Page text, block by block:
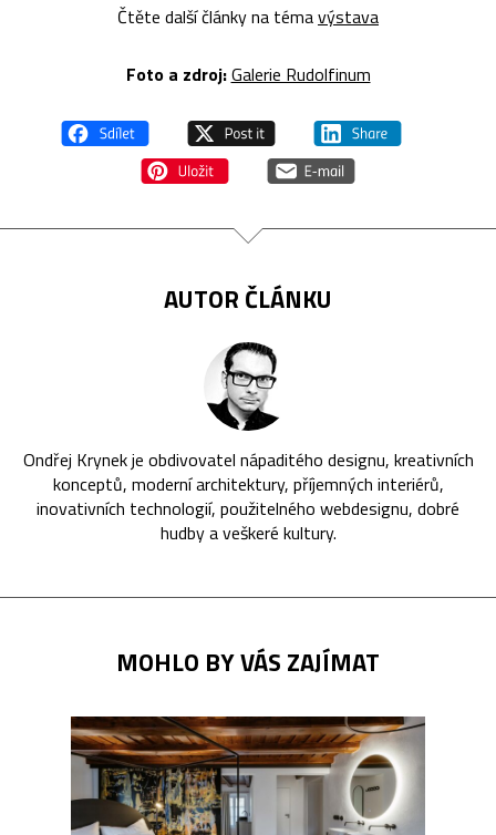
Čtěte další články na témavýstava
Foto a zdroj:Galerie Rudolfinum
AUTOR ČLÁNKU
Ondřej Krynek je obdivovatel nápaditého designu, kreativních
konceptů, moderní architektury, příjemných interiérů,
inovativních technologií, použitelného webdesignu, dobré
hudby a veškeré kultury.
MOHLO BY VÁS ZAJÍMAT